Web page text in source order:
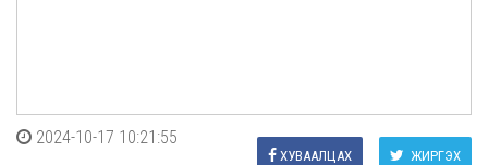
2024-10-17 10:21:55
ЖИРГЭХ
ХУВААЛЦАХ